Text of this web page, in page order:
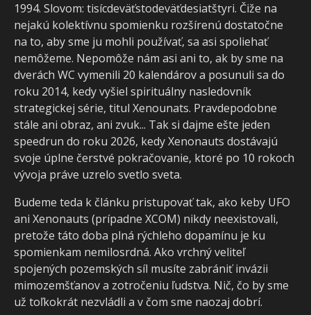
1994. Slovom: tisícdeväťstodeväťdesiatštyri. Čiže na
nejakú kolektívnu spomienku rozšírenú dostatočne
na to, aby sme ju mohli používať, sa asi spoliehať
nemôžeme. Nepomôže nám asi ani to, ak by sme na
dverách WC vymenili 20 kalendárov a posunuli sa do
roku 2014, kedy vyšiel spirituálny nasledovník
strategickej série, titul Xenounats. Pravdepodobne
stále ani obraz, ani zvuk... Tak si dajme ešte jeden
speedrun do roku 2026, kedy Xenonauts dostávajú
svoje úplne čerstvé pokračovanie, ktoré po 10 rokoch
vývoja práve uzrelo svetlo sveta.
Budeme teda k článku pristupovať tak, ako keby UFO
ani Xenonauts (prípadne XCOM) nikdy neexistovali,
pretože táto doba plná rýchleho dopamínu je ku
spomienkam nemilosrdná. Ako vrchný veliteľ
spojených pozemských síl musíte zabrániť invázii
mimozemšťanov a zotročeniu ľudstva. Nič, čo by sme
už toľkokrát nezvládli a v čom sme naozaj dobrí.